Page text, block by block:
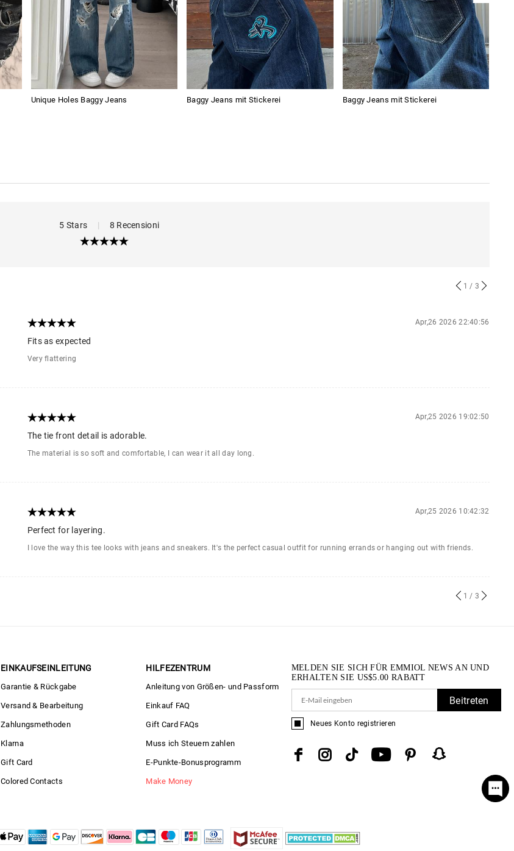
Unique Holes Baggy Jeans Baggy Jeans mit Stickerei Baggy Jeans mit Stickerei
5 Stars | 8 Recensioni
1 / 3
Apr,26 2026 22:40:56
Fits as expected
Very flattering
Apr,25 2026 19:02:50
The tie front detail is adorable.
The material is so soft and comfortable, I can wear it all day long.
Apr,25 2026 10:42:32
Perfect for layering.
I love the way this tee looks with jeans and sneakers. It's the perfect casual outfit for running errands or hanging out with friends.
1 / 3
EINKAUFSEINLEITUNG
Garantie & Rückgabe
Versand & Bearbeitung
Zahlungsmethoden
Klarna
Gift Card
Colored Contacts
HILFEZENTRUM
Anleitung von Größen- und Passform
Einkauf FAQ
Gift Card FAQs
Muss ich Steuern zahlen
E-Punkte-Bonusprogramm
Make Money
MELDEN SIE SICH FÜR EMMIOL NEWS AN UND
ERHALTEN SIE US$5.00 RABATT
Beitreten
Neues Konto registrieren